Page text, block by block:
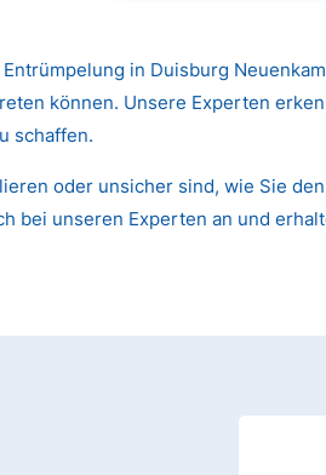
in Duisburg
können. Unsere Experten
schaffen.
oder unsicher sind, wie Sie
bei unseren Experten an und